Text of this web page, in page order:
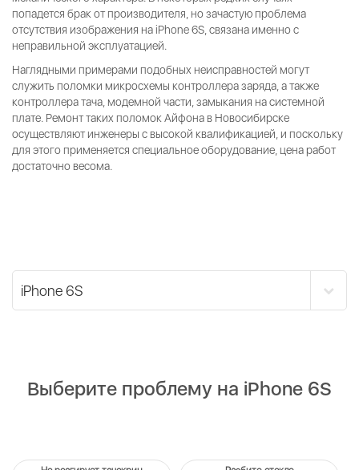
попадется брак от производителя, но зачастую проблема
отсутствия изображения на iPhone 6S, связана именно с
неправильной эксплуатацией.
Наглядными примерами подобных неисправностей могут
служить поломки микросхемы контроллера заряда, а также
контроллера тача, модемной части, замыкания на системной
плате. Ремонт таких поломок Айфона в Новосибирске
осуществляют инженеры с высокой квалификацией, и поскольку
для этого применяется специальное оборудование, цена работ
достаточно весома.
Выберите проблему на iPhone 6S